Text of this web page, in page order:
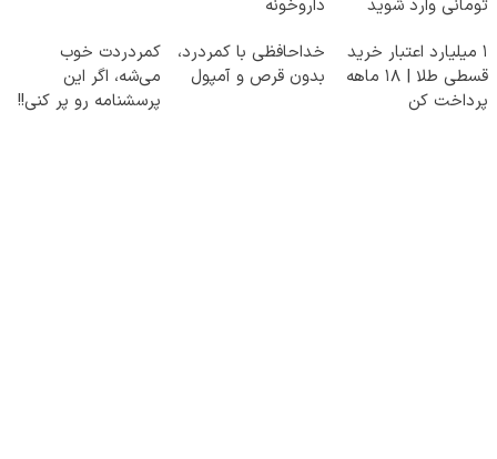
تومانی وارد شوید
داروخونه
۱ میلیارد اعتبار خرید
قسطی طلا | ۱۸ ماهه
پرداخت کن
خداحافظی با کمردرد،
بدون قرص و آمپول
کمردردت خوب
می‌شه، اگر این
پرسشنامه رو پر کنی!!